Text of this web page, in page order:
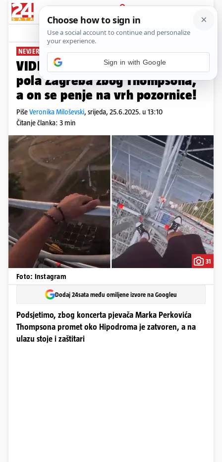
PRIJAVA
News Komentari
NEVJEROJATNA SNIMKA
VIDEO Gdje su redari? Blokirano
pola Zagreba zbog Thompsona,
a on se penje na vrh pozornice!
PišeVeronika Miloševski, srijeda, 25.6.2025. u 13:10
Čitanje članka: 3 min
31
Foto: Instagram
Dodaj 24sata među omiljene izvore na Googleu
Podsjetimo, zbog koncerta pjevača Marka Perkovića
Thompsona promet oko Hipodroma je zatvoren, a na
ulazu stoje i zaštitari
Sign in with Google